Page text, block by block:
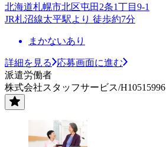
北海道札幌市北区屯田2条1丁目9-1
JR札沼線太平駅より 徒歩約7分
まかないあり
詳細を見る
応募画面に進む
派遣労働者
株式会社スタッフサービス/H10515996